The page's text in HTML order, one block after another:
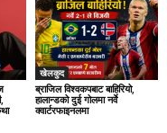
खेलकुद
ब्राजिल विश्वकपबाट बाहिरियो,
हालान्डको दुई गोलमा नर्वे
क्वार्टरफाइनलमा